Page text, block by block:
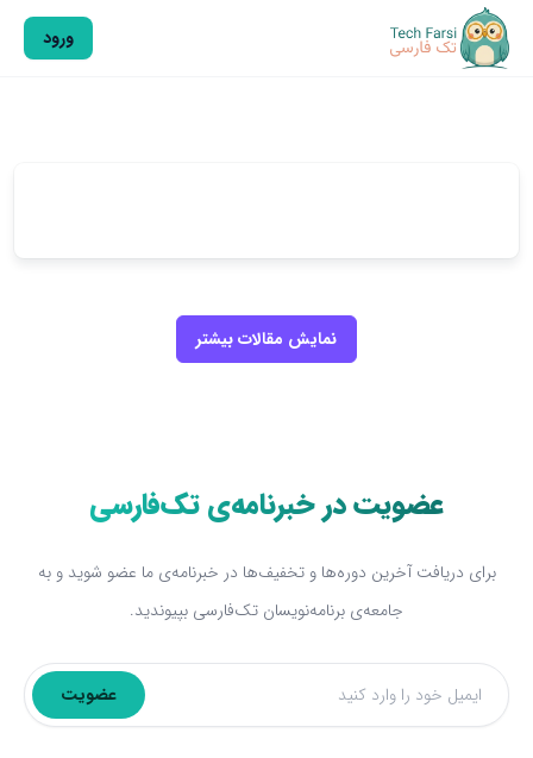
ورود
نمایش مقالات بیشتر
عضویت در خبرنامه‌ی تک‌فارسی
برای دریافت آخرین دوره‌ها و تخفیف‌ها در خبرنامه‌ی ما عضو شوید و به
جامعه‌ی برنامه‌نویسان تک‌فارسی بپیوندید.
ایمیل عضویت